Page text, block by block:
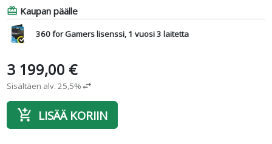
card_giftcard Kaupan päälle
360 for Gamers lisenssi, 1 vuosi 3 laitetta
3 199,00 €
Sisältäen alv. 25,5%swap_horiz
add_shopping_cart LISÄÄ KORIIN